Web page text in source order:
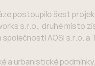
postoupilo šest
s.r.o., druhé místo
AOSI s.r.o. a
a urbanistické